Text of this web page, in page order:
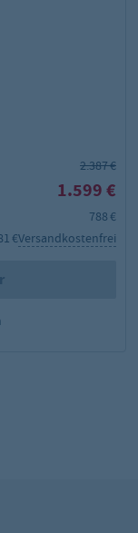
2.387 €
1.599 €
788 €
€Versandkostenfrei